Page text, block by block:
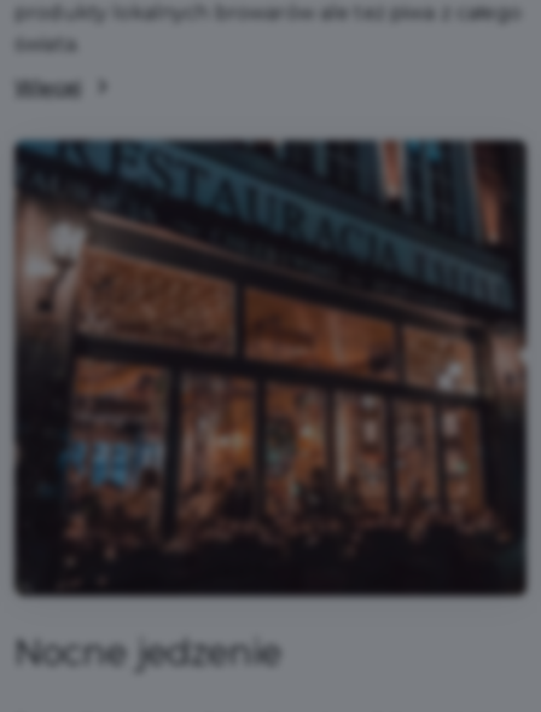
produkty lokalnych browarów ale też piwa z całego
świata.
Więcej
Nocne jedzenie